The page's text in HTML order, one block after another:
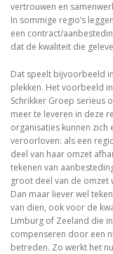
vertrouwen en
In sommige regio’s
een contract/
dat de kwaliteit die
Dat speelt bijvoorbeeld in
plekken. Het voorbeeld
Schrikker Groep serieus
meer te leveren in deze
organisaties kunnen
veroorloven: als een
deel van haar omzet
tekenen van
groot deel van de omzet
Dan maar liever wel
van dien, ook voor de
Limburg of Zeeland die
compenseren door een
betreden. Zo werkt het